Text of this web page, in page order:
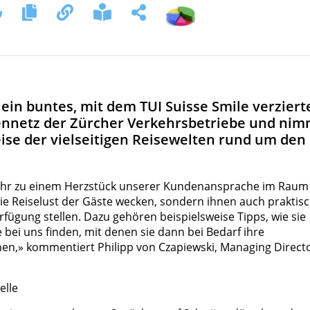
buntes, mit dem TUI Suisse Smile
der Zürcher Verkehrsbetriebe und
der vielseitigen Reisewelten rund um den
zu einem Herzstück unserer Kundenansprache im Raum
Reiselust der Gäste wecken, sondern ihnen auch
stellen. Dazu gehören beispielsweise Tipps, wie sie
uns finden, mit denen sie dann bei Bedarf ihre
kommentiert Philipp von Czapiewski, Managing